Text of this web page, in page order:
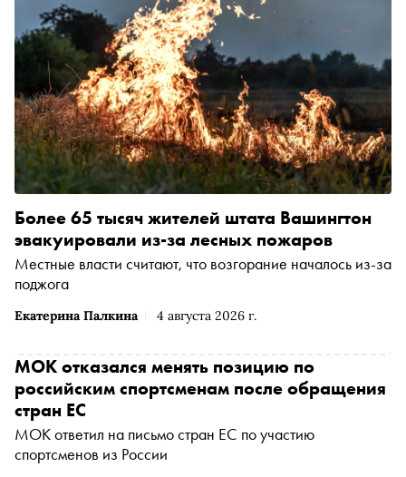
Екатерина Палкина 4 августа 2026 г.
Более 65 тысяч жителей штата Вашингтон
эвакуировали из-за лесных пожаров
Местные власти считают, что возгорание началось из-за
поджога
МОК отказался менять позицию по
российским спортсменам после обращения
стран ЕС
МОК ответил на письмо стран ЕС по участию
спортсменов из России